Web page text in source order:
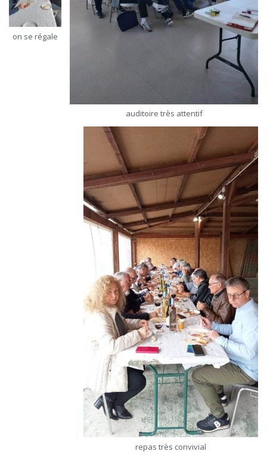
auditoire très attentif
repas très convivial
on se régale